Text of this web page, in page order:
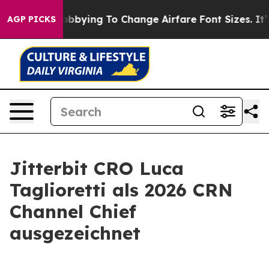
AGP PICKS
Are Lobbying To Change Airfare Font Sizes. It’s
Jitterbit CRO Luca
Taglioretti als 2026 CRN
Channel Chief
ausgezeichnet